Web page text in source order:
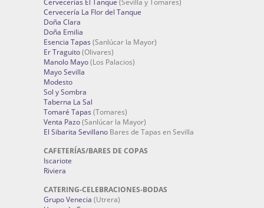
Cervecerías El Tanque (Sevilla y Tomares)
Cervecería La Flor del Tanque
Doña Clara
Doña Emilia
Esencia Tapas (Sanlúcar la Mayor)
Er Traguito(Olivares)
Manolo Mayo(Los Palacios)
Mayo Sevilla
Modesto
Sol y Sombra
Taberna La Sal
Tomaré Tapas (Tomares)
Venta Pazo(Sanlúcar la Mayor)
El Sibarita Sevillano Bares de Tapas en Sevilla
CAFETERÍAS/BARES DE COPAS
Iscariote
Riviera
CATERING-CELEBRACIONES-BODAS
Grupo Venecia (Utrera)